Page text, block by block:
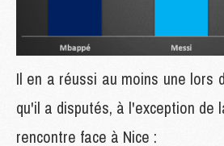
Il en a réussi au moins une lors
qu'il a disputés, à l'exception de
rencontre face à Nice :